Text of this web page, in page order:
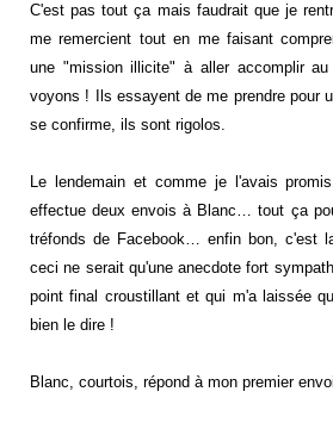
C'est pas tout ça mais faudrait que je
me remercient tout en me faisant
une "mission illicite" à aller accomplir
voyons ! Ils essayent de me prendre pour
se confirme, ils sont rigolos.
Le lendemain et comme je l'avais
effectue deux envois à Blanc… tout ça
tréfonds de Facebook… enfin bon, c'est
ceci ne serait qu'une anecdote fort
point final croustillant et qui m'a laissée
bien le dire !
Blanc, courtois, répond à mon premier